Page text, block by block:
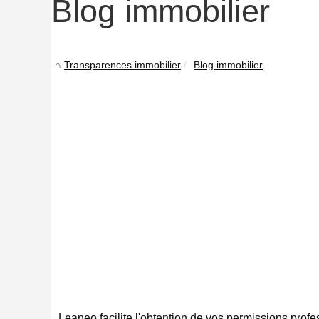
Blog immobilier
Transparences immobilier Blog immobilier